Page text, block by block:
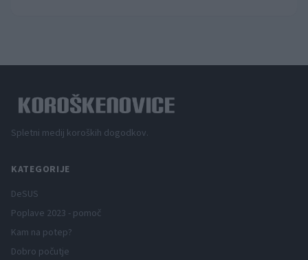
Spletni medij koroških dogodkov.
KATEGORIJE
DeSUS
Poplave 2023 - pomoč
Kam na potep?
Dobro počutje